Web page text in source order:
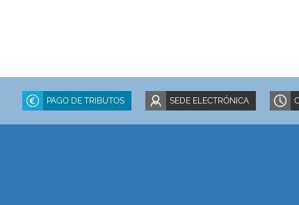
PAGO DE TRIBUTOS SEDE ELECTRÓNICA